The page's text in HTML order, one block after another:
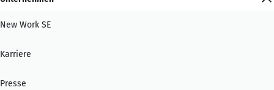
New Work SE
Karriere
Presse